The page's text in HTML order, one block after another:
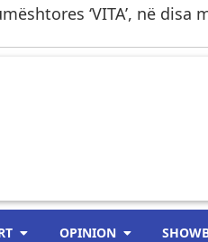
‘VITA’, në disa
OPINION